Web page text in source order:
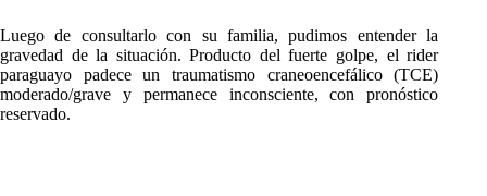
Luego de consultarlo con su familia, pudimos entender la
gravedad de la situación. Producto del fuerte golpe, el rider
paraguayo padece un traumatismo craneoencefálico (TCE)
moderado/grave y permanece inconsciente, con pronóstico
reservado.